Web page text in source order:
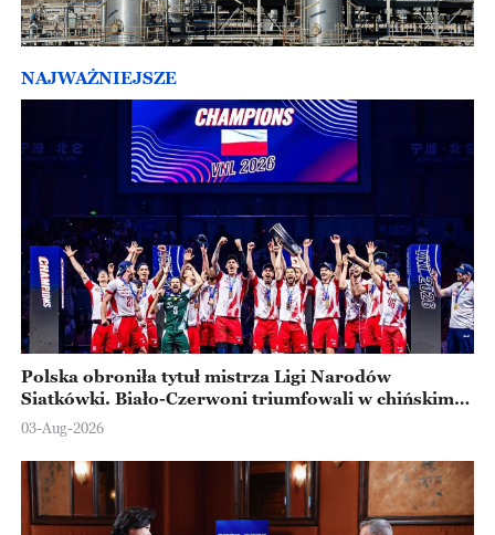
NAJWAŻNIEJSZE
Polska obroniła tytuł mistrza Ligi Narodów
Siatkówki. Biało-Czerwoni triumfowali w chińskim
Ningbo
03-Aug-2026